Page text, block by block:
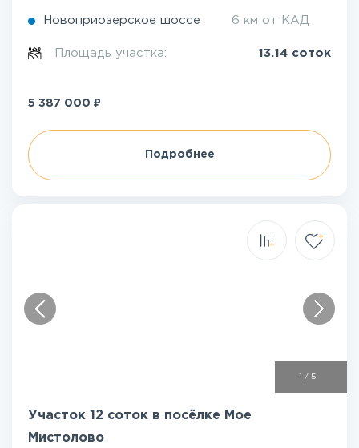
Новоприозерское шоссе 6 км от КАД
Площадь участка: 13.14 соток
5 387 000 ₽
Подробнее
/ 5
Участок 12 соток в посёлке Мое
Мистолово